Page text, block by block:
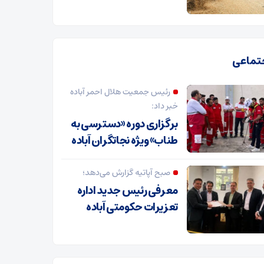
رئیس جمعیت هلال احمر آباده
خبر داد:
برگزاری دوره «دسترسی به
طناب» ویژه نجاتگران آباده
صبح آپاتیه گزارش می‌دهد؛
معرفی رئیس جدید اداره
تعزیرات حکومتی آباده